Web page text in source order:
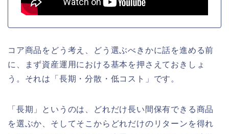
コア商品をどう考え、どう選ぶべきかに話を進める前
に、まず資産運用における基本を押さえておきしょ
う。それは「長期・分散・低コスト」です。
「長期」というのは、どれだけ長い間保有できる商品
を選ぶか、そしてそこからどれだけのリターンを得れ